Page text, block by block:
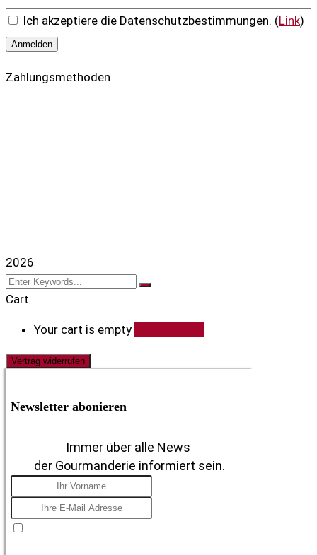
Ich akzeptiere die Datenschutzbestimmungen. (Link)
Zahlungsmethoden
2026
Cart
Your cart is empty
Vertrag widerrufen
Newsletter abonieren
Immer über alle News
der Gourmanderie informiert sein.